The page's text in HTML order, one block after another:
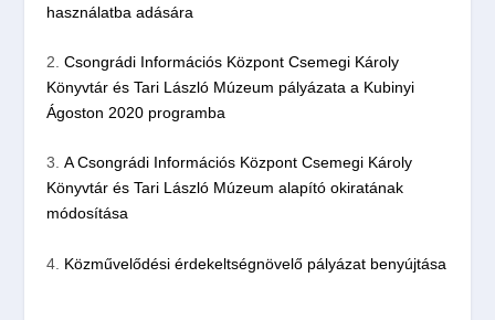
használatba adására
2.Csongrádi Információs Központ Csemegi Károly
Könyvtár és Tari László Múzeum pályázata a Kubinyi
Ágoston 2020 programba
3.A Csongrádi Információs Központ Csemegi Károly
Könyvtár és Tari László Múzeum alapító okiratának
módosítása
4. Közművelődési érdekeltségnövelő pályázat benyújtása